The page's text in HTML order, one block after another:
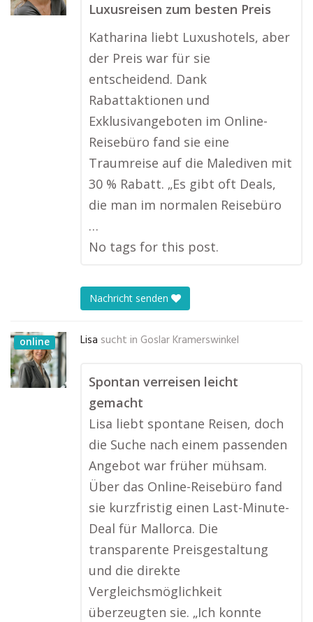
Luxusreisen zum besten Preis
Katharina liebt Luxushotels, aber
der Preis war für sie
entscheidend. Dank
Rabattaktionen und
Exklusivangeboten im Online-
Reisebüro fand sie eine
Traumreise auf die Malediven mit
30 % Rabatt. „Es gibt oft Deals,
die man im normalen Reisebüro
…
No tags for this post.
Nachricht senden
online Lisa sucht in Goslar Kramerswinkel
Spontan verreisen leicht
gemacht
Lisa liebt spontane Reisen, doch
die Suche nach einem passenden
Angebot war früher mühsam.
Über das Online-Reisebüro fand
sie kurzfristig einen Last-Minute-
Deal für Mallorca. Die
transparente Preisgestaltung
und die direkte
Vergleichsmöglichkeit
überzeugten sie. „Ich konnte